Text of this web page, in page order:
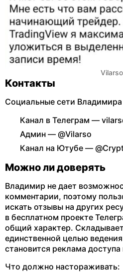
Vilarso
Контакты
Социальные сети
Канал в Телеграм —
Админ — @Vilarso
Канал на Ютубе —
Можно ли доверять
Владимир не дает
комментарии, поэтому
искать отзывы на других
в бесплатном проекте
общий характер.
единственной целью
становится реклама
Что должно настораживать: